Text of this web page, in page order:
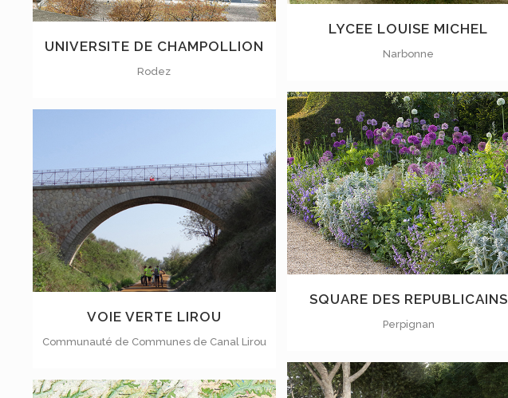
LYCEE LOUISE MICHEL
Narbonne
UNIVERSITE DE CHAMPOLLION
Rodez
VOIR
SQUARE DES REPUBLICAINS
Perpignan
VOIR
VOIE VERTE LIROU
Communauté de Communes de Canal Lirou